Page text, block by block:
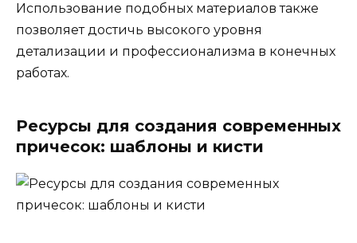
Использование подобных материалов также
позволяет достичь высокого уровня
детализации и профессионализма в конечных
работах.
Ресурсы для создания современных
причесок: шаблоны и кисти